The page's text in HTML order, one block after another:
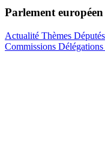
Parlement européen
Actualité Thèmes Députés
Commissions Délégations